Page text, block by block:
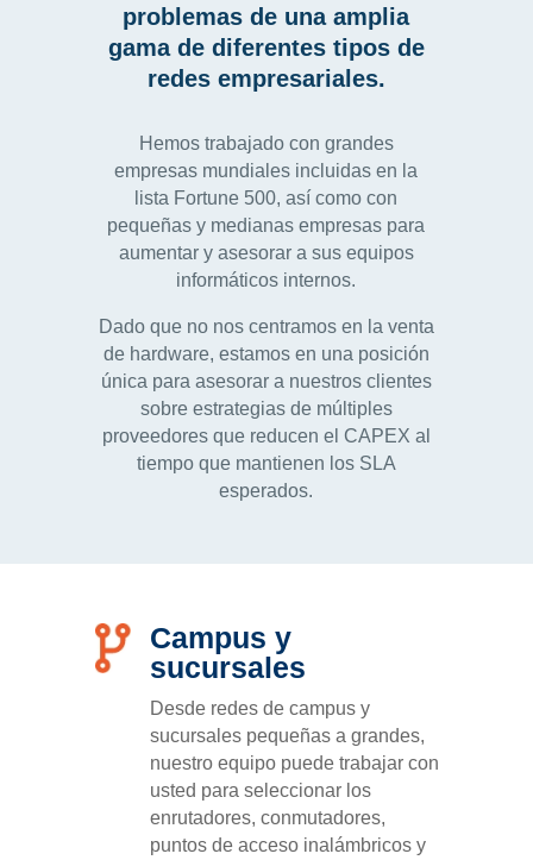
problemas de una amplia
gama de diferentes tipos de
redes empresariales.
Hemos trabajado con grandes
empresas mundiales incluidas en la
lista Fortune 500, así como con
pequeñas y medianas empresas para
aumentar y asesorar a sus equipos
informáticos internos.
Dado que no nos centramos en la venta
de hardware, estamos en una posición
única para asesorar a nuestros clientes
sobre estrategias de múltiples
proveedores que reducen el CAPEX al
tiempo que mantienen los SLA
esperados.
Campus y
sucursales
Desde redes de campus y
sucursales pequeñas a grandes,
nuestro equipo puede trabajar con
usted para seleccionar los
enrutadores, conmutadores,
puntos de acceso inalámbricos y